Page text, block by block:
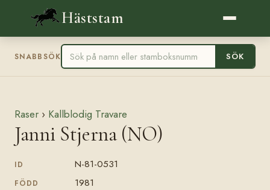
Häststam
SNABBSÖK SÖK
Raser › Kallblodig Travare
Janni Stjerna (NO)
ID N-81-0531
FÖDD 1981